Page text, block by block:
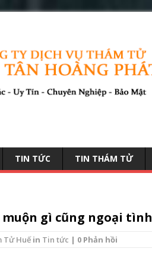
TIN TỨC TIN THÁM TỬ
gì cũng ngoại tình
Tử Huếin Tin tức | 0 Phản hồi